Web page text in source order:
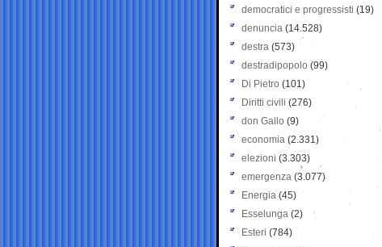
democratici e progressisti (19)
denuncia (14.528)
destra (573)
destradipopolo (99)
Di Pietro (101)
Diritti civili (276)
don Gallo (9)
economia (2.331)
elezioni (3.303)
emergenza (3.077)
Energia (45)
Esselunga (2)
Esteri (784)